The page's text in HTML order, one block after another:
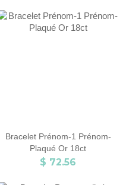
Bracelet Prénom-1 Prénom-
Plaqué Or 18ct
$ 72.56